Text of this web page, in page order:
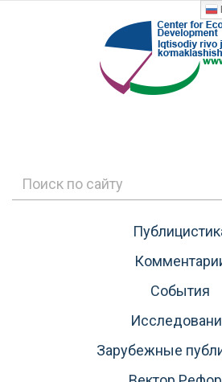
События
Зарубежные